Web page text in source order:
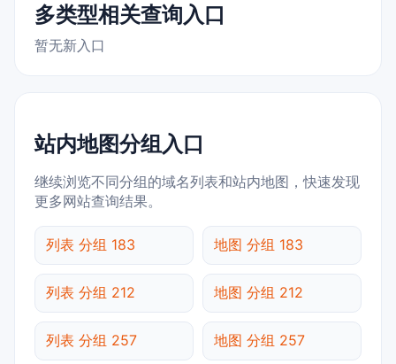
多类型相关查询入口
暂无新入口
站内地图分组入口
继续浏览不同分组的域名列表和站内地图，快速发现
更多网站查询结果。
列表 分组 183 地图 分组 183
列表 分组 212 地图 分组 212
列表 分组 257 地图 分组 257